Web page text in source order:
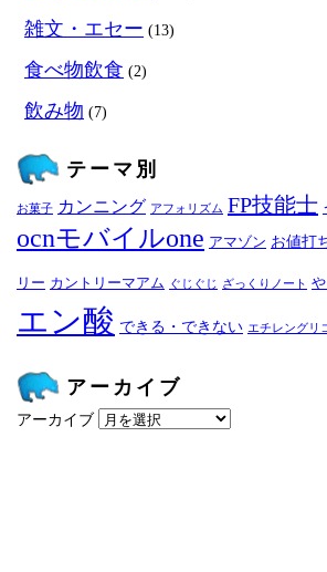
雑文・エセー (13)
食べ物飲食 (2)
飲み物 (7)
テーマ別
お菓子 カンニング アフォリズム FP技能士
ocnモバイルone アマゾン お値打
リー カントリーマアム ぐじぐじ ざっくりノート
エン酸 できる・できない エチレングリ
アーカイブ
アーカイブ